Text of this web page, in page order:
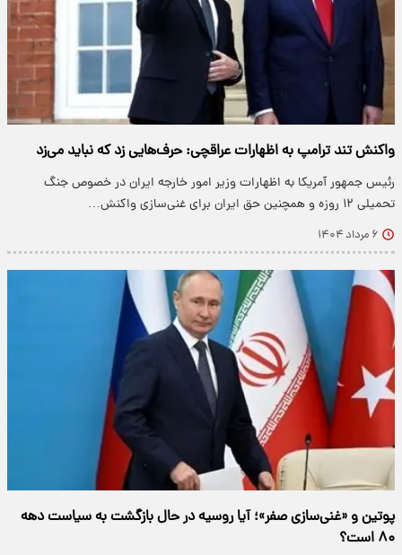
واکنش تند ترامپ به اظهارات عراقچی: حرف‌هایی زد که نباید می‌زد
رئیس جمهور آمریکا به اظهارات وزیر امور خارجه ایران در خصوص جنگ
تحمیلی ۱۲ روزه و همچنین حق ایران برای غنی‌سازی واکنش…
۶ مرداد ۱۴۰۴
پوتین و «غنی‌سازی صفر»؛ آیا روسیه در حال بازگشت به سیاست دهه
۸۰ است؟